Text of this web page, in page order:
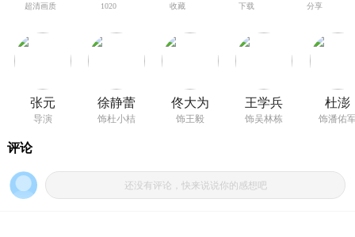
了婚爱情有或没有是一回事，最烦的事是张嘴对
茬成了一剂剂调节两人平淡婚姻生活的佐料，而
她的反目和出走，则是不想让日子越流越成死
超清画质 1020 收藏 下载 分享
张元
导演
徐静蕾
饰杜小桔
佟大为
饰王毅
王学兵
饰吴林栋
杜澎
饰潘佑